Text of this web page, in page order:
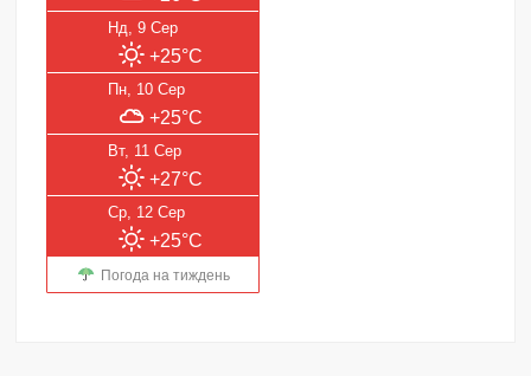
Нд, 9 Сер
+25°C
Пн, 10 Сер
+25°C
Вт, 11 Сер
+27°C
Ср, 12 Сер
+25°C
Погода на тиждень